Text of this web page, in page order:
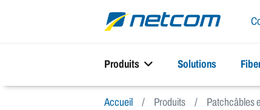
Produits Solutions
Accueil Produits Patchcâbles